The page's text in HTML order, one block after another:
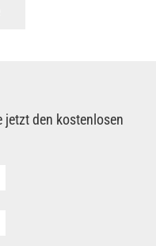
jetzt den kostenlosen